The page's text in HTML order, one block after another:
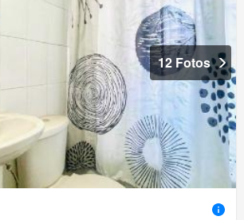
12 Fotos